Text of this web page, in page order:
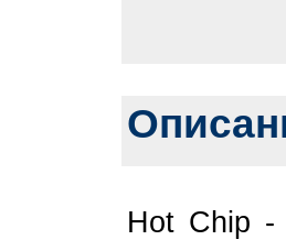
Hot Chip -